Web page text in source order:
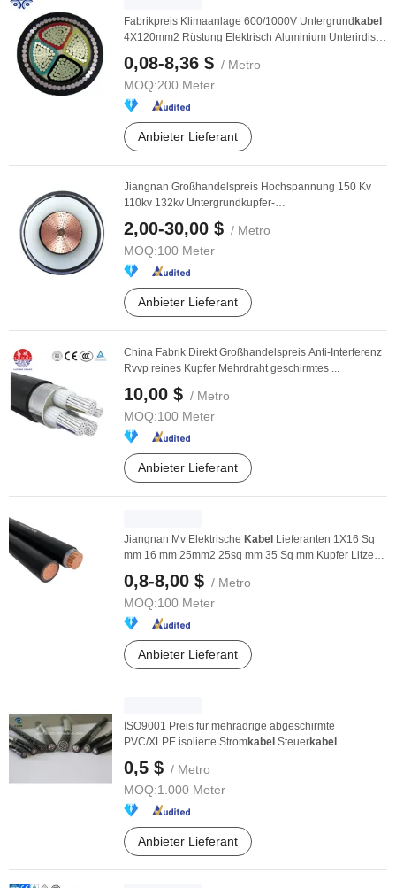
Fabrikpreis Klimaanlage 600/1000V Untergrund kabel
4X120mm2 Rüstung Elektrisch Aluminium Unterirdisch
0,08-8,36 $ / Metro
MOQ:200 Meter
Anbieter Lieferant
Jiangnan Großhandelspreis Hochspannung 150 Kv
110kv 132kv Untergrundkupfer-
Energieversorgungs
2,00-30,00 $ / Metro
MOQ:100 Meter
Anbieter Lieferant
China Fabrik Direkt Großhandelspreis Anti-Interferenz
Rvvp reines Kupfer Mehrdraht geschirmtes ...
10,00 $ / Metro
MOQ:100 Meter
Anbieter Lieferant
Jiangnan Mv Elektrische Kabel Lieferanten 1X16 Sq
mm 16 mm 25mm2 25sq mm 35 Sq mm Kupfer Litze
0,8-8,00 $ / Metro
MOQ:100 Meter
Anbieter Lieferant
ISO9001 Preis für mehradrige abgeschirmte
PVC/XLPE isolierte Stromkabel Steuerkabel
kabel
0,5 $ / Metro
MOQ:1.000 Meter
Anbieter Lieferant